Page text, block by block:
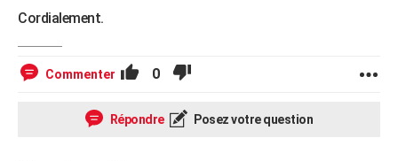
Cordialement.
Commenter 0
Répondre Posez votre question